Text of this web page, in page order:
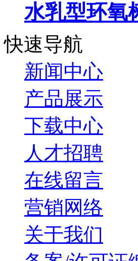
水乳型环氧
快速导航
新闻中心
产品展示
下载中心
人才招聘
在线留言
营销网络
关于我们